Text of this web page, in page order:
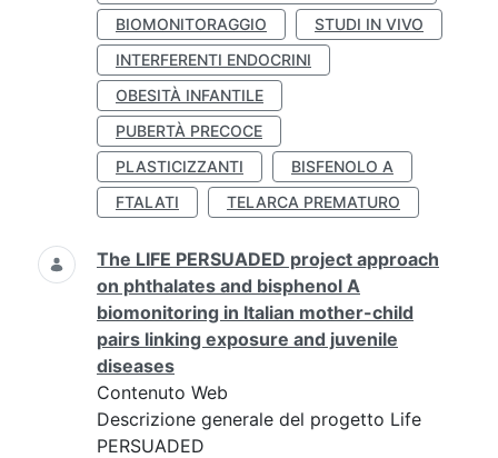
BIOMONITORAGGIO
STUDI IN VIVO
INTERFERENTI ENDOCRINI
OBESITÀ INFANTILE
PUBERTÀ PRECOCE
PLASTICIZZANTI
BISFENOLO A
FTALATI
TELARCA PREMATURO
The LIFE PERSUADED project approach
on phthalates and bisphenol A
biomonitoring in Italian mother-child
pairs linking exposure and juvenile
diseases
Contenuto Web
Descrizione generale del progetto Life
PERSUADED